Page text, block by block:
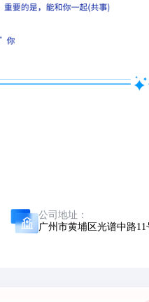
公司地址：
广州市黄埔区光谱中路11